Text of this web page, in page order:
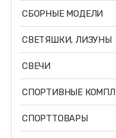
СБОРНЫЕ МОДЕЛИ
СВЕТЯШКИ, ЛИЗУНЫ
СВЕЧИ
СПОРТИВНЫЕ
СПОРТТОВАРЫ